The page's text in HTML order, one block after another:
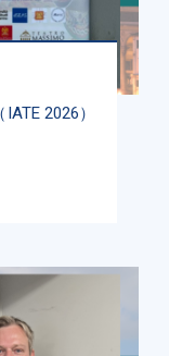
2026）